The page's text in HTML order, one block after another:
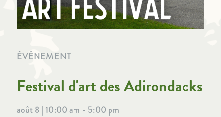
ÉVÉNEMENT
Festival d'art des Adirondacks
août 8 | 10:00 am - 5:00 pm